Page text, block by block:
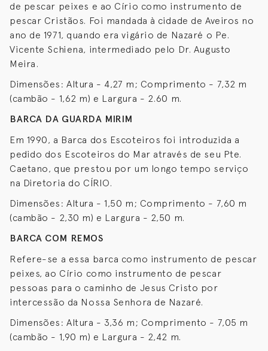
de pescar peixes e ao Círio como instrumento de
pescar Cristãos. Foi mandada à cidade de Aveiros no
ano de 1971, quando era vigário de Nazaré o Pe.
Vicente Schiena, intermediado pelo Dr. Augusto
Meira.
Dimensões: Altura - 4,27 m; Comprimento - 7,32 m
(cambão - 1,62 m) e Largura - 2.60 m.
BARCA DA GUARDA MIRIM
Em 1990, a Barca dos Escoteiros foi introduzida a
pedido dos Escoteiros do Mar através de seu Pte.
Caetano, que prestou por um longo tempo serviço
na Diretoria do CÍRIO.
Dimensões: Altura - 1,50 m; Comprimento - 7,60 m
(cambão - 2,30 m) e Largura - 2,50 m.
BARCA COM REMOS
Refere-se a essa barca como instrumento de pescar
peixes, ao Círio como instrumento de pescar
pessoas para o caminho de Jesus Cristo por
intercessão da Nossa Senhora de Nazaré.
Dimensões: Altura - 3,36 m; Comprimento - 7,05 m
(cambão - 1,90 m) e Largura - 2,42 m.